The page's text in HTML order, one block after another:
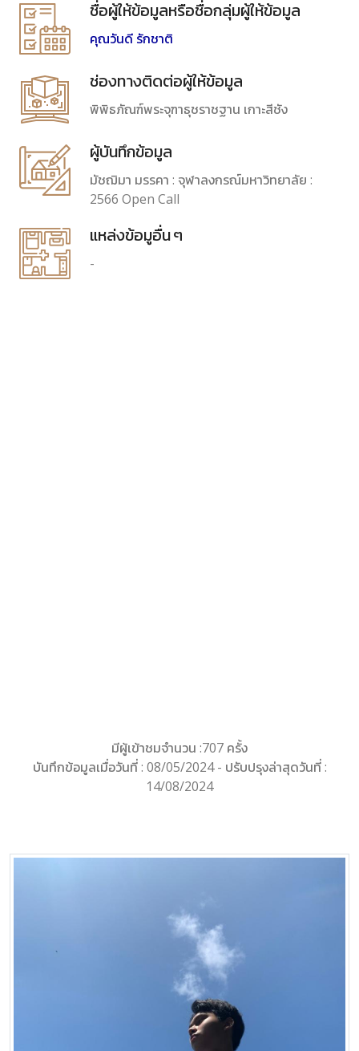
ชื่อผู้ให้ข้อมูลหรือชื่อกลุ่มผู้ให้ข้อมูล
คุณวันดี รักชาติ
ช่องทางติดต่อผู้ให้ข้อมูล
พิพิธภัณฑ์พระจุฑาธุชราชฐาน เกาะสีชัง
ผู้บันทึกข้อมูล
มัชฌิมา มรรคา : จุฬาลงกรณ์มหาวิทยาลัย :
2566 Open Call
แหล่งข้อมูอื่น ๆ
-
มีผู้เข้าชมจำนวน :707 ครั้ง
บันทึกข้อมูลเมื่อวันที่ : 08/05/2024 - ปรับปรุงล่าสุดวันที่ :
14/08/2024